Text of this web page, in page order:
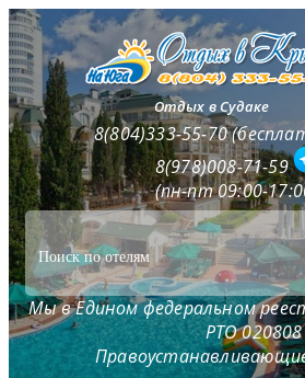
Отдых в Судаке
8(804)333-55-70
8(978)008-71-59
(пн-пт 09:00-
Мы в Едином федеральном
РТО 020808